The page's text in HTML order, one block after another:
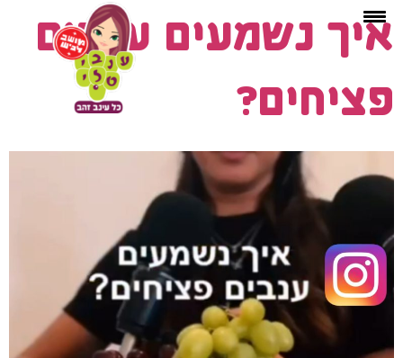
איך נשמעים ענבים
פציחים?